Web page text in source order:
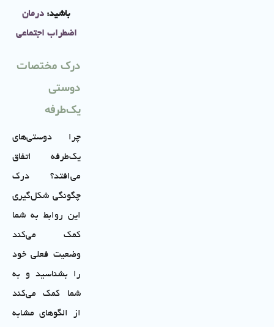
باشید: درمان
اضطراب اجتماعی
درک مختصات
دوستی
یک‌طرفه
چرا دوستی‌های
یک‌طرفه اتفاق
می‌افتد؟ درک
چگونگی شکل‌گیری
این روابط به شما
کمک می‌کند
وضعیت فعلی خود
را بشناسید و به
شما کمک می‌کند
از الگوهای مشابه